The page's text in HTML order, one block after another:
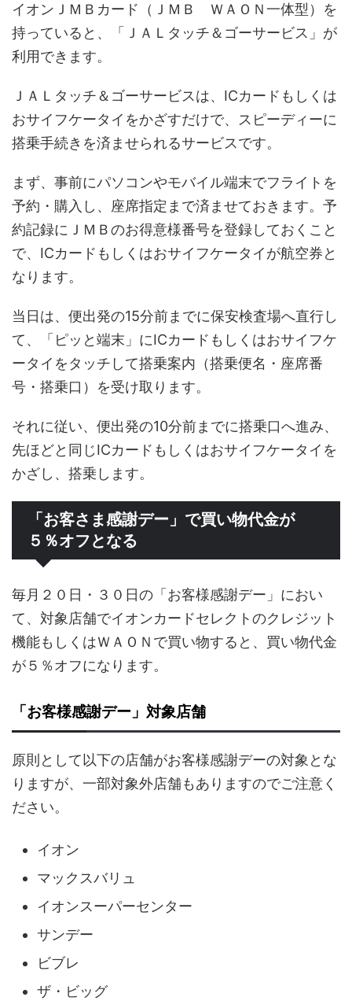
イオンＪＭＢカード（ＪＭＢ ＷＡＯＮ一体型）を
持っていると、「ＪＡＬタッチ＆ゴーサービス」が
利用できます。
ＪＡＬタッチ＆ゴーサービスは、ICカードもしくは
おサイフケータイをかざすだけで、スピーディーに
搭乗手続きを済ませられるサービスです。
まず、事前にパソコンやモバイル端末でフライトを
予約・購入し、座席指定まで済ませておきます。予
約記録にＪＭＢのお得意様番号を登録しておくこと
で、ICカードもしくはおサイフケータイが航空券と
なります。
当日は、便出発の15分前までに保安検査場へ直行し
て、「ピッと端末」にICカードもしくはおサイフケ
ータイをタッチして搭乗案内（搭乗便名・座席番
号・搭乗口）を受け取ります。
それに従い、便出発の10分前までに搭乗口へ進み、
先ほどと同じICカードもしくはおサイフケータイを
かざし、搭乗します。
「お客さま感謝デー」で買い物代金が
５％オフとなる
毎月２０日・３０日の「お客様感謝デー」におい
て、対象店舗でイオンカードセレクトのクレジット
機能もしくはＷＡＯＮで買い物すると、買い物代金
が５％オフになります。
「お客様感謝デー」対象店舗
原則として以下の店舗がお客様感謝デーの対象とな
りますが、一部対象外店舗もありますのでご注意く
ださい。
イオン
マックスバリュ
イオンスーパーセンター
サンデー
ビブレ
ザ・ビッグ